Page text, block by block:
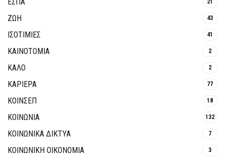
21
ΖΩΗ 43
ΙΣΟΤΙΜΙΕΣ 41
ΚΑΙΝΟΤΟΜΊΑ 2
ΚΑΛΟ 2
ΚΑΡΙΕΡΑ 77
ΚΟΙΝΣΕΠ 18
ΚΟΙΝΩΝΙΑ 132
ΚΟΙΝΩΝΙΚΆ ΔΊΚΤΥΑ 7
ΚΟΙΝΩΝΙΚΉ ΟΙΚΟΝΟΜΊΑ 3